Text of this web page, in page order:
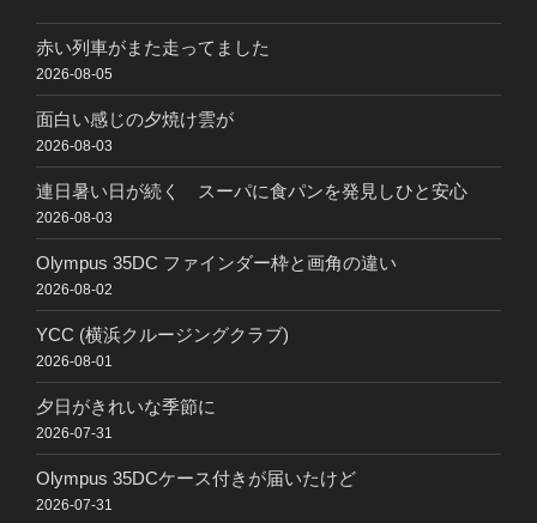
赤い列車がまた走ってました
2026-08-05
面白い感じの夕焼け雲が
2026-08-03
連日暑い日が続く スーパに食パンを発見しひと安心
2026-08-03
Olympus 35DC ファインダー枠と画角の違い
2026-08-02
YCC (横浜クルージングクラブ)
2026-08-01
夕日がきれいな季節に
2026-07-31
Olympus 35DCケース付きが届いたけど
2026-07-31